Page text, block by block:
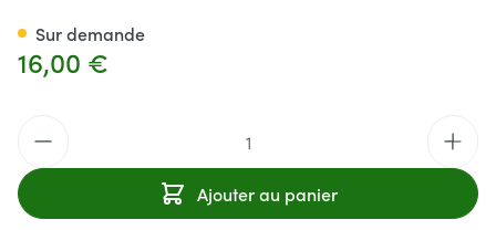
16,00 €
Ajouter au panier
Sur demande